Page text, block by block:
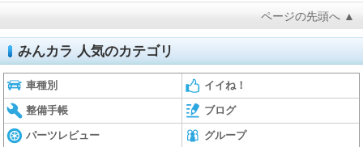
ページの先頭へ ▲
みんカラ 人気のカテゴリ
車種別 イイね！
整備手帳 ブログ
パーツレビュー グループ